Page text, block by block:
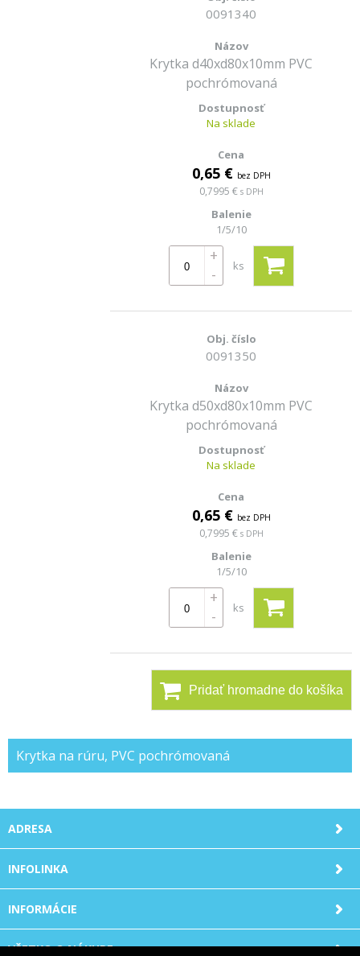
0091340
Krytka d40xd80x10mm PVC
pochrómovaná
Na sklade
0,65 € bez DPH
0,7995 € s DPH
1/5/10
+
-
ks
0091350
Krytka d50xd80x10mm PVC
pochrómovaná
Na sklade
0,65 € bez DPH
0,7995 € s DPH
1/5/10
+
-
ks
Pridať hromadne do košíka
Krytka na rúru, PVC pochrómovaná
ADRESA
INFOLINKA
INFORMÁCIE
VŠETKO O NÁKUPE